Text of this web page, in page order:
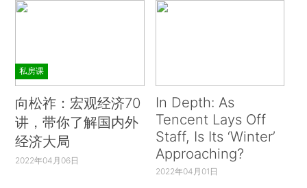
私房课
向松祚：宏观经济70
讲，带你了解国内外
经济大局
2022年04月06日
In Depth: As
Tencent Lays Off
Staff, Is Its ‘Winter’
Approaching?
2022年04月01日